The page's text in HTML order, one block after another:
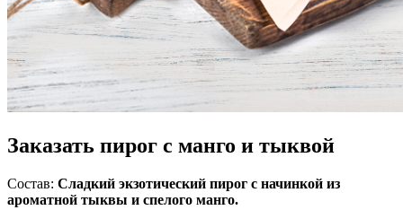
Заказать пирог с манго и тыквой
Состав: Сладкий экзотический пирог с начинкой из
ароматной тыквы и спелого манго.